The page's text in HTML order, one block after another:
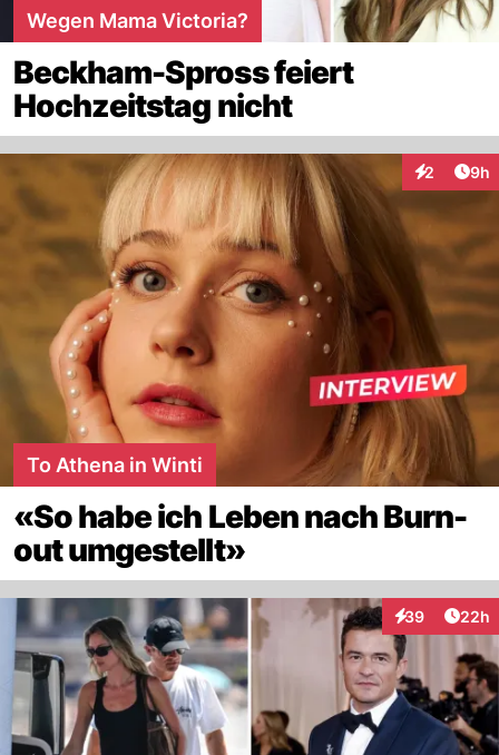
Wegen Mama Victoria?
Beckham-Spross feiert
Hochzeitstag nicht
2 9h
To Athena in Winti
«So habe ich Leben nach Burn-
out umgestellt»
39
Interaktionen
22h